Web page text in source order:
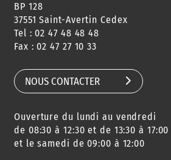
BP 128
37551 Saint-Avertin Cedex
Tel : 02 47 48 48 48
Fax : 02 47 27 10 33
NOUS CONTACTER
Ouverture du lundi au vendredi
de 08:30 à 12:30 et de 13:30 à 17:00
et le samedi de 09:00 à 12:00